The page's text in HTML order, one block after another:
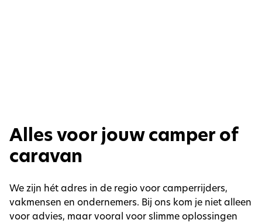
Alles voor jouw camper of
caravan
We zijn hét adres in de regio voor camperrijders,
vakmensen en ondernemers. Bij ons kom je niet alleen
voor advies, maar vooral voor slimme oplossingen